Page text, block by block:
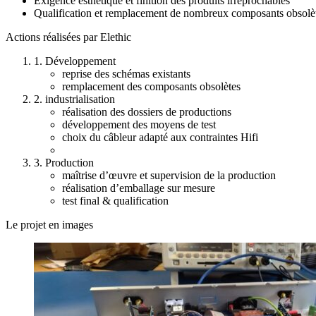
Qualification et remplacement de nombreux composants
Actions réalisées par Elethic
1. Développement
reprise des schémas existants
remplacement des composants obsolètes
2. industrialisation
réalisation des dossiers de productions
développement des moyens de test
choix du câbleur adapté aux contraintes Hifi
3. Production
maîtrise d’œuvre et supervision de la production
réalisation d’emballage sur mesure
test final & qualification
Le projet en images